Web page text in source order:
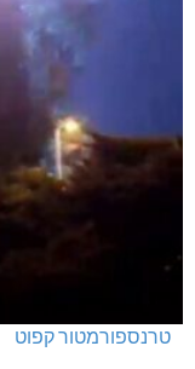
טרנספורמטור קפוט